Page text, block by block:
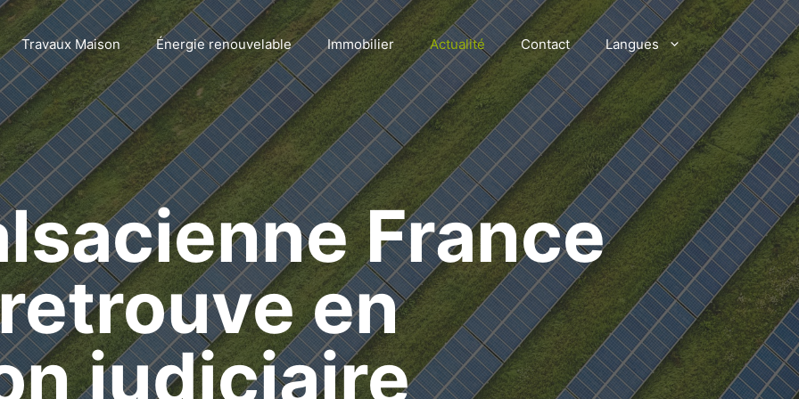
Travaux Maison Énergie renouvelable Immobilier Actualité Contact Langues
France
en
judiciaire